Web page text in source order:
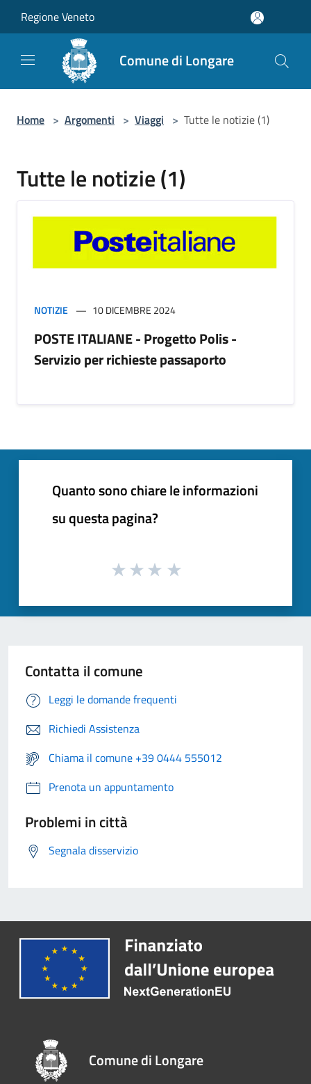
Regione Veneto
Comune di Longare
Home > Argomenti > Viaggi > Tutte le notizie (1)
Tutte le notizie (1)
NOTIZIE 10 DICEMBRE 2024
POSTE ITALIANE - Progetto Polis -
Servizio per richieste passaporto
Quanto sono chiare le informazioni
su questa pagina?
Contatta il comune
Leggi le domande frequenti
Richiedi Assistenza
Chiama il comune +39 0444 555012
Prenota un appuntamento
Problemi in città
Segnala disservizio
Comune di Longare